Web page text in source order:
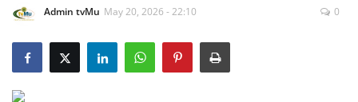
Program
Geliat PTMA
Kolom
Admin tvMu May 20, 2026 - 22:10 0